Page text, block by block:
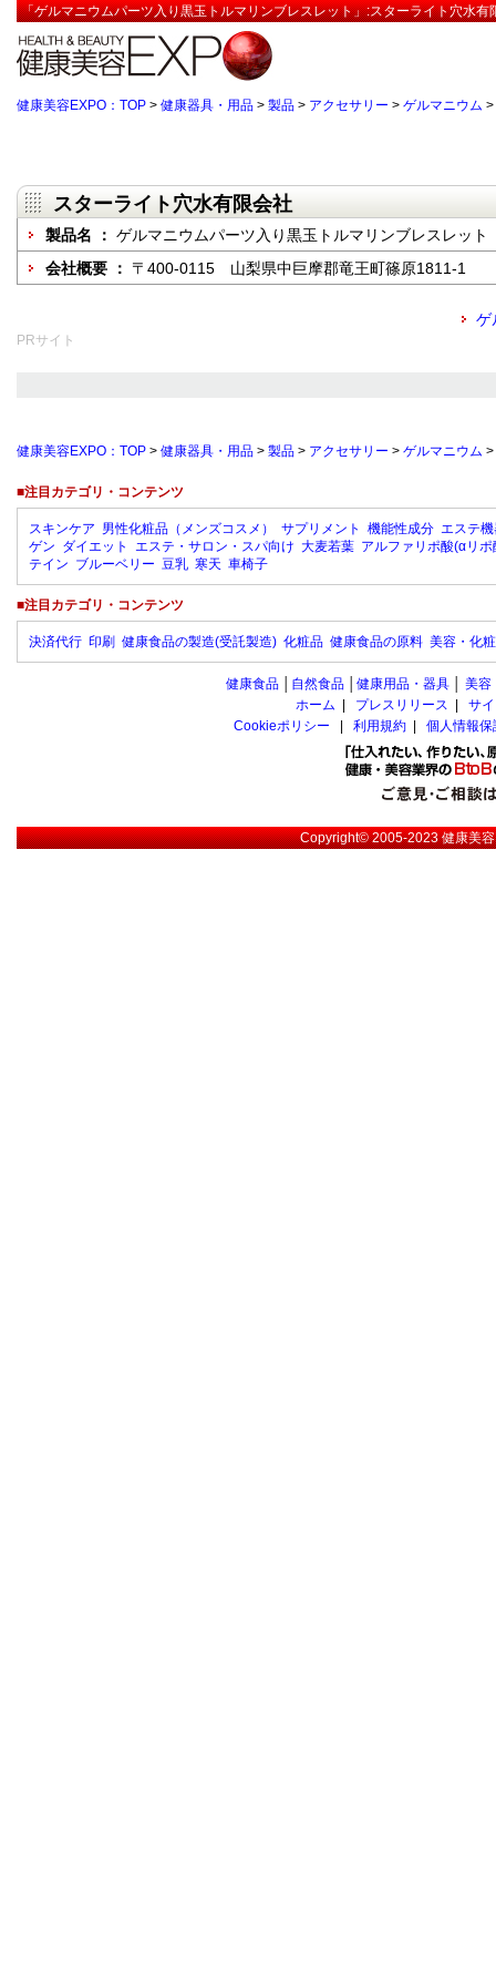
「ゲルマニウムパーツ入り黒玉トルマリンブレスレット」:スターライト穴水有
健康美容EXPO：TOP > 健康器具・用品 > 製品 > アクセサリー > ゲルマニウム >
スターライト穴水有限会社
製品名 ： ゲルマニウムパーツ入り黒玉トルマリンブレスレット
会社概要 ： 〒400-0115 山梨県中巨摩郡竜王町篠原1811-1
ゲ
PRサイト
健康美容EXPO：TOP > 健康器具・用品 > 製品 > アクセサリー > ゲルマニウム >
■注目カテゴリ・コンテンツ
スキンケア 男性化粧品（メンズコスメ） サプリメント 機能性成分 エステ
ゲン ダイエット エステ・サロン・スパ向け 大麦若葉 アルファリポ酸(αリポ
テイン ブルーベリー 豆乳 寒天 車椅子
■注目カテゴリ・コンテンツ
決済代行 印刷 健康食品の製造(受託製造) 化粧品 健康食品の原料 美容・化
健康食品 自然食品 健康用品・器具 美容
ホーム
プレスリリース
サ
Cookieポリシー
利用規約 個人情報
Copyright© 2005-2023健康美